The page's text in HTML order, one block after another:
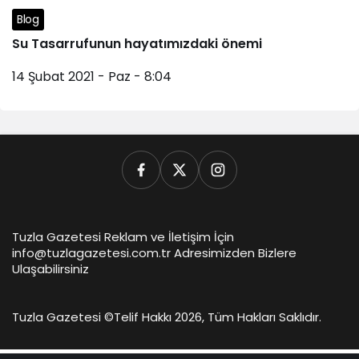
Blog
Su Tasarrufunun hayatımızdaki önemi
14 Şubat 2021 - Paz - 8:04
Tuzla Gazetesi Reklam ve İletişim İçin
info@tuzlagazetesi.com.tr Adresimizden Bizlere
Ulaşabilirsiniz
Tuzla Gazetesi ©Telif Hakkı 2026, Tüm Hakları Saklıdır.